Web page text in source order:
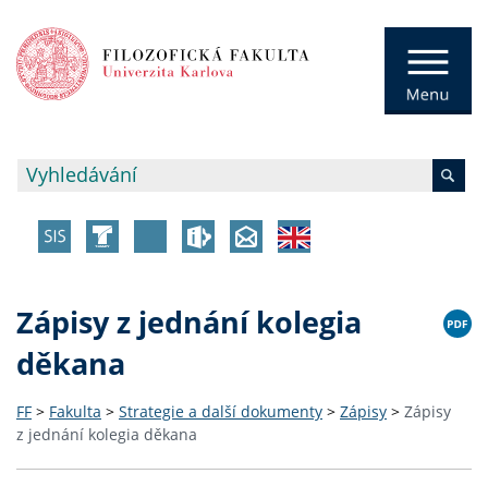
Zápisy z jednání kolegia
děkana
FF > Fakulta > Strategie a další dokumenty > Zápisy > Zápisy
z jednání kolegia děkana